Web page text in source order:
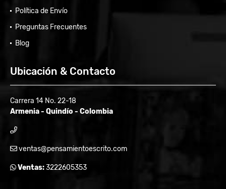
Política de Envío
Preguntas Frecuentes
Blog
Ubicación & Contacto
Carrera 14 No. 22-18
Armenia - Quindío - Colombia
ventas@pensamientoescrito.com
Ventas:3222605353